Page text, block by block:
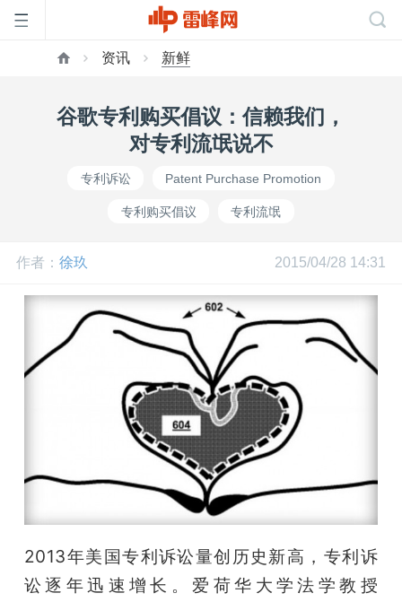
网
公
动
资讯 新鲜
谷歌专利购买倡议：信赖我们，
对专利流氓说不
专利诉讼 Patent Purchase Promotion
专利购买倡议 专利流氓
作者： 徐玖 2015/04/28 14:31
2013年美国专利诉讼量创历史新高，专利诉
讼逐年迅速增长。爱荷华大学法学教授